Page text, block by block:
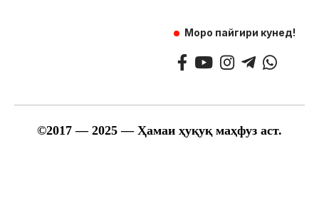
Моро пайгири кунед!
©2017 — 2025 — Ҳамаи ҳуқуқ маҳфуз аст.